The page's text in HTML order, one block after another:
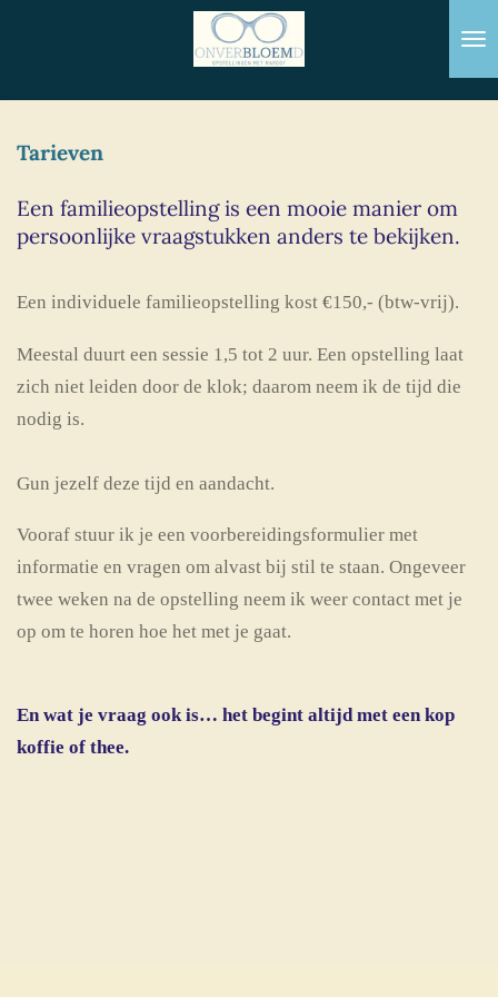
hoofdinhoud
Tarieven
Een familieopstelling is een mooie manier om
persoonlijke vraagstukken anders te bekijken.
Een individuele familieopstelling kost €150,- (btw-vrij).
Meestal duurt een sessie 1,5 tot 2 uur. Een opstelling laat
zich niet leiden door de klok; daarom neem ik de tijd die
nodig is.
Gun jezelf deze tijd en aandacht.
Vooraf stuur ik je een voorbereidingsformulier met
informatie en vragen om alvast bij stil te staan. Ongeveer
twee weken na de opstelling neem ik weer contact met je
op om te horen hoe het met je gaat.
En wat je vraag ook is… het begint altijd met een kop
koffie of thee.